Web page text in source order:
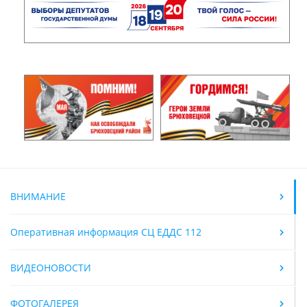
ВНИМАНИЕ
Оперативная информация СЦ ЕДДС 112
ВИДЕОНОВОСТИ
ФОТОГАЛЕРЕЯ